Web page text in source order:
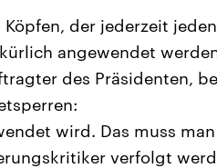
der jederzeit
angewendet
des Präsidenten,
wird. Das muss
verfolgt